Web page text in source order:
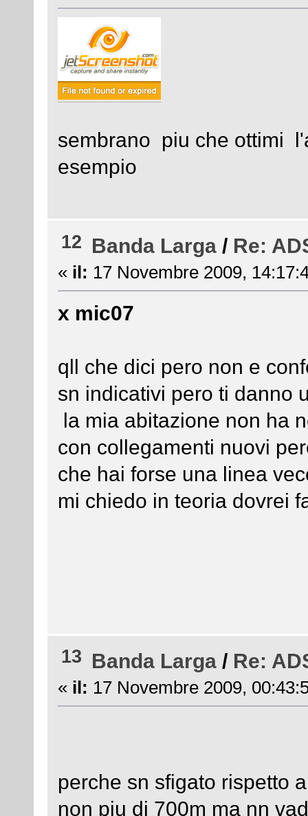
sembrano piu che ottimi
esempio
12 Banda Larga / Re:
« il: 17 Novembre 2009,
x mic07
qll che dici pero non e
sn indicativi pero ti danno
la mia abitazione non ha
con collegamenti nuovi
che hai forse una linea
mi chiedo in teoria dovrei
13 Banda Larga / Re:
« il: 17 Novembre 2009,
perche sn sfigato rispetto
non piu di 700m ma nn